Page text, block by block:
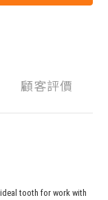
顧客評價
tooth for work with